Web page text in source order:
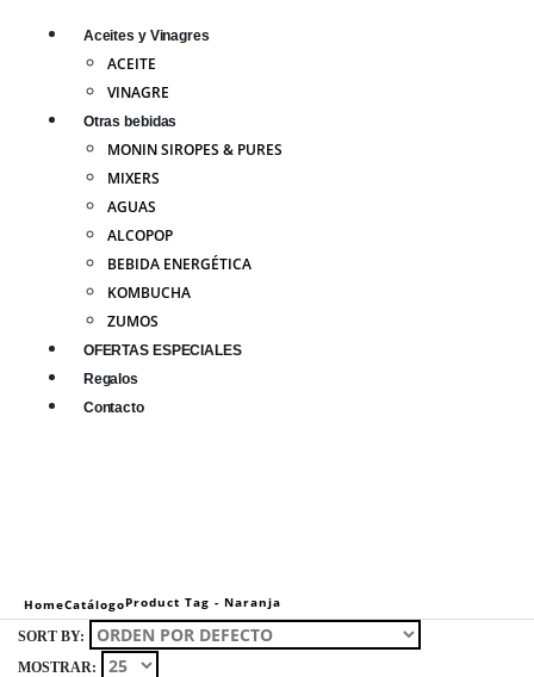
Aceites y Vinagres
ACEITE
VINAGRE
Otras bebidas
MONIN SIROPES & PURES
MIXERS
AGUAS
ALCOPOP
BEBIDA ENERGÉTICA
KOMBUCHA
ZUMOS
OFERTAS ESPECIALES
Regalos
Contacto
HomeCatálogoProduct Tag - Naranja
SORT BY:
MOSTRAR: